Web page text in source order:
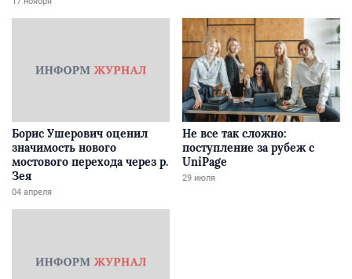
Борис Ушерович оценил
значимость нового
мостового перехода через р.
Зея
04 апреля
Не все так сложно:
поступление за рубеж с
UniPage
29 июля